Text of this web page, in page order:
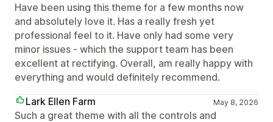
Have been using this theme for a few months now
and absolutely love it. Has a really fresh yet
professional feel to it. Have only had some very
minor issues - which the support team has been
excellent at rectifying. Overall, am really happy with
everything and would definitely recommend.
Lark Ellen Farm
May 8, 2026
Such a great theme with all the controls and